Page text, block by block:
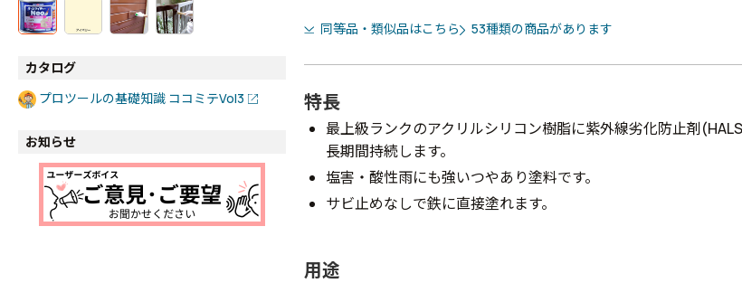
カタログ
プロツールの基礎知識 ココミテVol3
お知らせ
同等品・類似品はこちら 53種類の商品があります
特長
最上級ランクのアクリルシリコン樹脂に紫外線劣化防止剤
長期間持続します。
塩害・酸性雨にも強いつやあり塗料です。
サビ止めなしで鉄に直接塗れます。
用途